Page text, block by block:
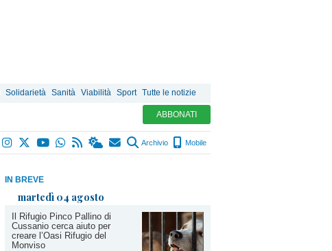
Solidarietà Sanità Viabilità Sport Tutte le notizie
ABBONATI
Archivio Mobile
IN BREVE
martedì 04 agosto
Il Rifugio Pinco Pallino di
Cussanio cerca aiuto per
creare l’Oasi Rifugio del
Monviso